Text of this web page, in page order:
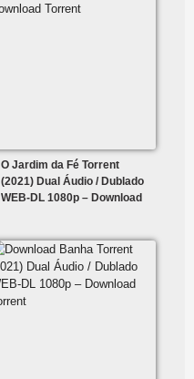
O Jardim da Fé Torrent
(2021) Dual Áudio / Dublado
WEB-DL 1080p – Download